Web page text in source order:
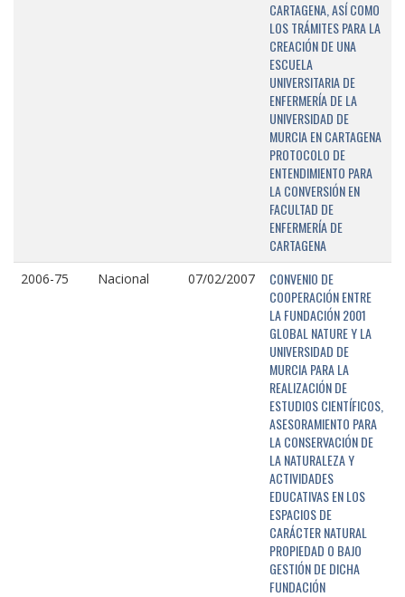
CARTAGENA, ASÍ COMO
LOS TRÁMITES PARA LA
CREACIÓN DE UNA
ESCUELA
UNIVERSITARIA DE
ENFERMERÍA DE LA
UNIVERSIDAD DE
MURCIA EN CARTAGENA
PROTOCOLO DE
ENTENDIMIENTO PARA
LA CONVERSIÓN EN
FACULTAD DE
ENFERMERÍA DE
CARTAGENA
2006-75 Nacional 07/02/2007
CONVENIO DE
COOPERACIÓN ENTRE
LA FUNDACIÓN 2001
GLOBAL NATURE Y LA
UNIVERSIDAD DE
MURCIA PARA LA
REALIZACIÓN DE
ESTUDIOS CIENTÍFICOS,
ASESORAMIENTO PARA
LA CONSERVACIÓN DE
LA NATURALEZA Y
ACTIVIDADES
EDUCATIVAS EN LOS
ESPACIOS DE
CARÁCTER NATURAL
PROPIEDAD O BAJO
GESTIÓN DE DICHA
FUNDACIÓN